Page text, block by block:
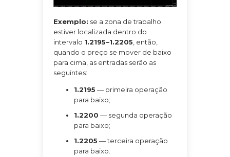
Exemplo: se a zona de trabalho
estiver localizada dentro do
intervalo 1.2195–1.2205 , então,
quando o preço se mover de baixo
para cima, as entradas serão as
seguintes:
1.2195 — primeira operação
para baixo;
1.2200 — segunda operação
para baixo;
1.2205 — terceira operação
para baixo.